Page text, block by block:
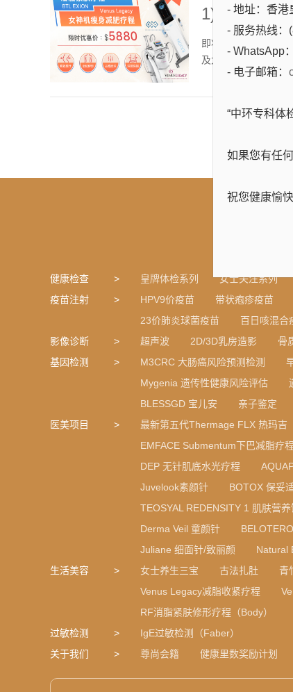
1)
即将踏入夏季，要
及大腿肥肉，通通难
健康检查 皇牌体检系列 女士关注系列
疫苗注射
HPV9价疫苗 带状疱疹疫苗
23价肺炎球菌疫苗
百日咳混合
影像诊断
超声波 2D/3D乳房造影 骨
基因检测
M3CRC 大肠癌风险预测检测
Mygenia 遗传性健康风险评估
BLESSGD 宝儿安
亲子鉴定
医美项目
最新第五代Thermage FLX 热玛吉
EMFACE Submentum下巴减脂疗程
DEP 无针肌底水光疗程
Juvelook素颜针
BOTOX 保妥
TEOSYAL REDENSITY 1 肌肤营养
Derma Veil 童颜针
Juliane 细面针/致丽颜
Natural
生活美容
女士养生三宝 古法扎肚 青
Venus Legacy减脂收紧疗程
RF消脂紧肤修形疗程（Body）
过敏检测
IgE过敏检测（Faber）
关于我们
尊尚会籍 健康里数奖励计划
- 地址：香港
- 服务热线：
- WhatsApp
- 电子邮箱：
“中环专科体
如果您有任
祝您健康愉快